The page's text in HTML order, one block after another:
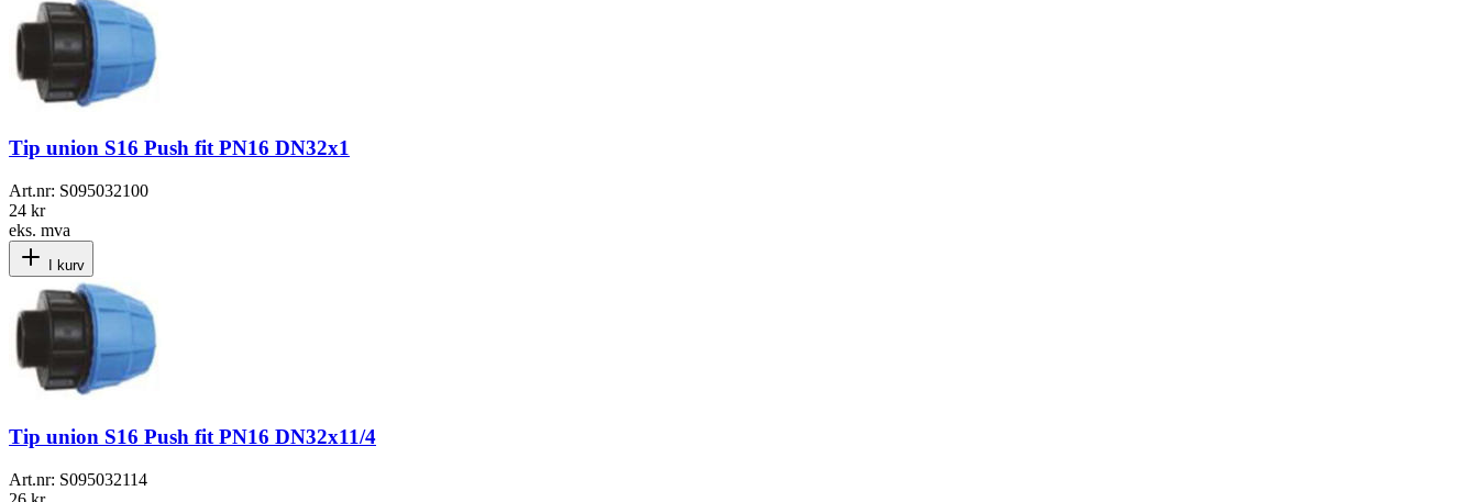
Tip union S16 Push fit PN16 DN32x1
Art.nr: S095032100
24 kr
eks. mva
I kurv
Tip union S16 Push fit PN16 DN32x11/4
Art.nr: S095032114